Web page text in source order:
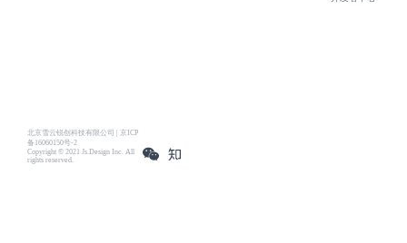
北京雪云锐创科技有限公司 | 京ICP
备16060150号-2
Copyright © 2021 Js.Design Inc. All
rights reserved.